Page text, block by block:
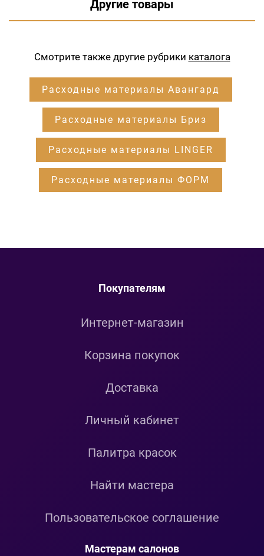
Другие товары
Смотрите также другие рубрики каталога
Расходные материалы Авангард
Расходные материалы Бриз
Расходные материалы LINGER
Расходные материалы ФОРМ
Покупателям
Интернет-магазин
Корзина покупок
Доставка
Личный кабинет
Палитра красок
Найти мастера
Пользовательское соглашение
Мастерам салонов